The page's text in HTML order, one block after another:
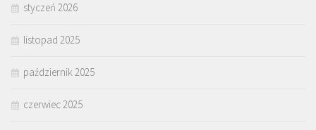
styczeń 2026
listopad 2025
październik 2025
czerwiec 2025